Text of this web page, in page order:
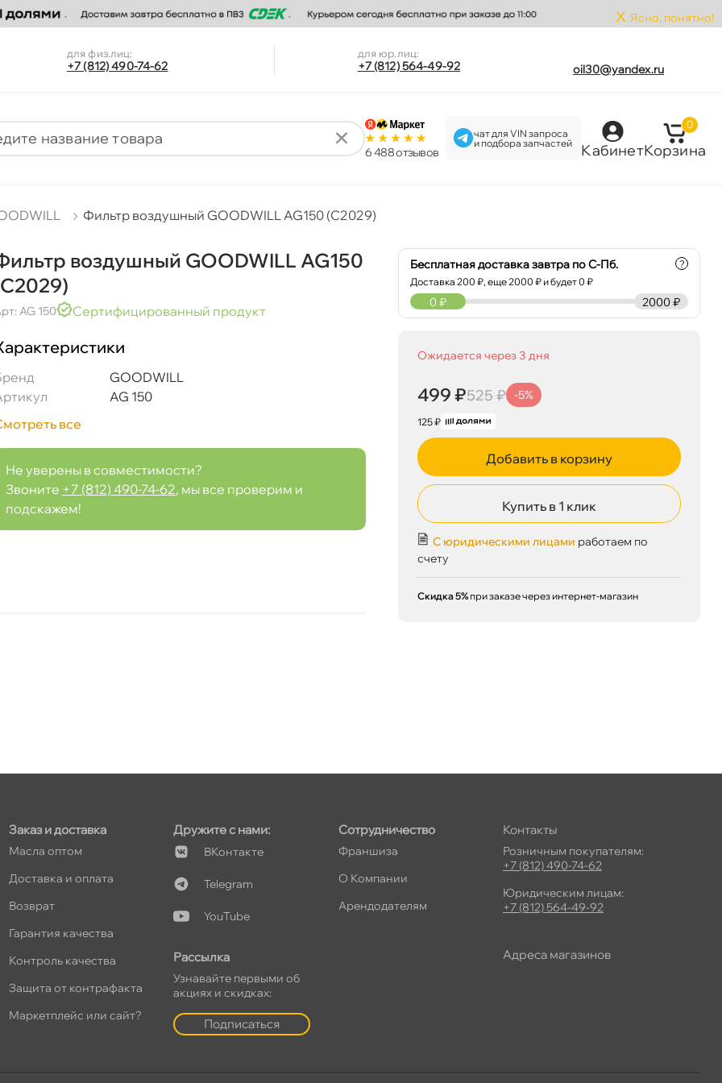
x Ясно, понятно!
для физ.лиц:
+7 (812) 490-74-62
для юр.лиц:
+7 (812) 564-49-92 oil30@yandex.ru
6 488 отзыво
чат для VIN запроса
и подбора запчастей
Кабинет
0
Корзина
Фильтр воздушный GOODWILL AG150 (C2029)
воздушный GOODWILL AG150
AG 150 Сертифицированный продукт
GOODWILL
AG 150
все
Не уверены в совместимости?
Звоните +7 (812) 490-74-62, мы все проверим и
подскажем!
Бесплатная доставка завтра по С-Пб.
Доставка200 ₽, еще2000 ₽ и будет 0 ₽
?
2000 ₽
0 ₽
Ожидается через 3 дня
499 ₽525 ₽ -5%
125 ₽
Добавить в корзину
Купить в 1 клик
С юридическими лицами работаем по
счету
Скидка 5% при заказе через интернет-магазин
525 ₽
06.08 (при заказе от 2000₽) Сегодня, 06.08
Заказ и доставка
Масла оптом
Доставка и оплата
озврат
Гарантия качества
Контроль качества
Защита от контрафакта
Маркетплейс или сайт?
Дружите с нами:
Контакте
Telegram
YouTube
Рассылка
Узнавайте первыми о
акциях и скидках:
Подписаться
Сотрудничество
Франшиза
О Компании
Арендодателям
Контакты
Розничным покупателям:
+7 (812) 490-74-62
Юридическим лицам:
+7 (812) 564-49-92
Адреса магазино